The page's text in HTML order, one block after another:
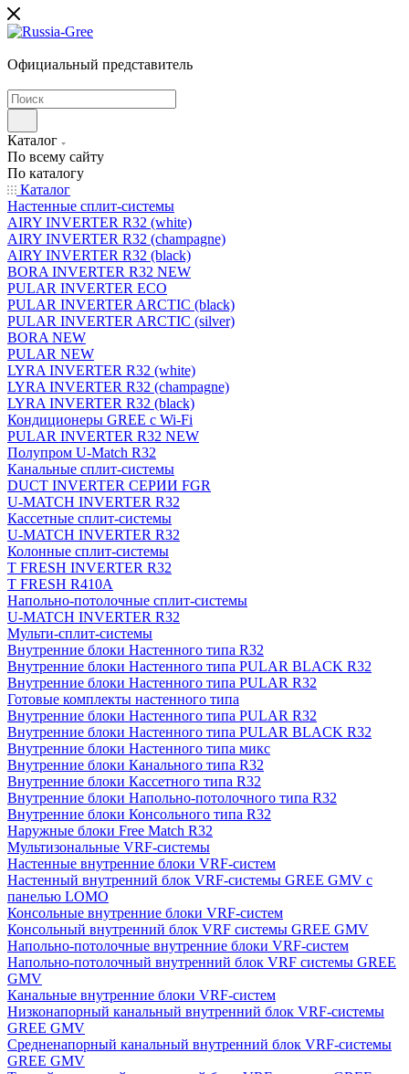
Официальный представитель
Каталог
По всему сайту
По каталогу
Каталог
Настенные сплит-системы
AIRY INVERTER R32 (white)
AIRY INVERTER R32 (champagne)
AIRY INVERTER R32 (black)
BORA INVERTER R32 NEW
PULAR INVERTER ECO
PULAR INVERTER ARCTIC (black)
PULAR INVERTER ARCTIC (silver)
BORA NEW
PULAR NEW
LYRA INVERTER R32 (white)
LYRA INVERTER R32 (champagne)
LYRA INVERTER R32 (black)
Кондиционеры GREE с Wi-Fi
PULAR INVERTER R32 NEW
Полупром U-Match R32
Канальные сплит-системы
DUCT INVERTER СЕРИИ FGR
U-MATCH INVERTER R32
Кассетные сплит-системы
U-MATCH INVERTER R32
Колонные сплит-системы
T FRESH INVERTER R32
T FRESH R410A
Напольно-потолочные сплит-системы
U-MATCH INVERTER R32
Мульти-сплит-системы
Внутренние блоки Настенного типа R32
Внутренние блоки Настенного типа PULAR BLACK R32
Внутренние блоки Настенного типа PULAR R32
Готовые комплекты настенного типа
Внутренние блоки Настенного типа PULAR R32
Внутренние блоки Настенного типа PULAR BLACK R32
Внутренние блоки Настенного типа микс
Внутренние блоки Канального типа R32
Внутренние блоки Кассетного типа R32
Внутренние блоки Напольно-потолочного типа R32
Внутренние блоки Консольного типа R32
Наружные блоки Free Match R32
Мультизональные VRF-системы
Настенные внутренние блоки VRF-систем
Настенный внутренний блок VRF-системы GREE GMV с
панелью LOMO
Консольные внутренние блоки VRF-систем
Консольный внутренний блок VRF системы GREE GMV
Напольно-потолочные внутренние блоки VRF-систем
Напольно-потолочный внутренний блок VRF системы GREE
GMV
Канальные внутренние блоки VRF-систем
Низконапорный канальный внутренний блок VRF-системы
GREE GMV
Средненапорный канальный внутренний блок VRF-системы
GREE GMV